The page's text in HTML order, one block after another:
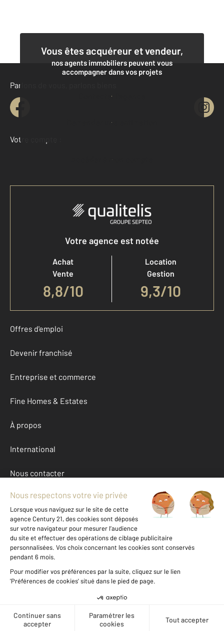
Téléphoner
Vous êtes acquéreur et vendeur,
nos agents immobiliers peuvent vous
accompagner dans vos projets
Contacter l'agence
Demander une estimation
Parlons de vous, parlons biens
Votre compte :
Accéder à mon compte
Votre agence est notée
Achat
Vente
8,8/10
Location
Gestion
9,3/10
Offres d'emploi
Devenir franchisé
Entreprise et commerce
Fine Homes & Estates
À propos
International
Nous contacter
Mentions légales & CGU et Barèmes d'honoraires
Données personnelles
Gestionnaire des cookies